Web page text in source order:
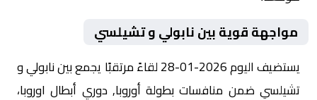
مواجهة قوية بين نابولي و تشيلسي
يستضيف اليوم 2026-01-28 لقاءً مرتقبًا يجمع بين نابولي و
تشيلسي ضمن منافسات بطولة أوروبا, دوري أبطال اوروبا،